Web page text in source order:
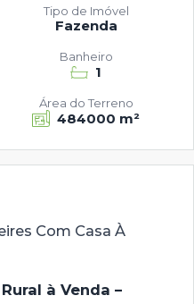
Fazenda
Tipo de Imóvel
1
Banheiro
484000 m²
Área do Terreno
Com Casa À
à Venda –